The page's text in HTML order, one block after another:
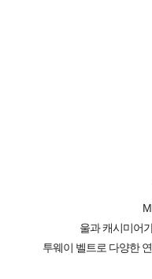
울과 캐시미어
투웨이 벨트로 다양한